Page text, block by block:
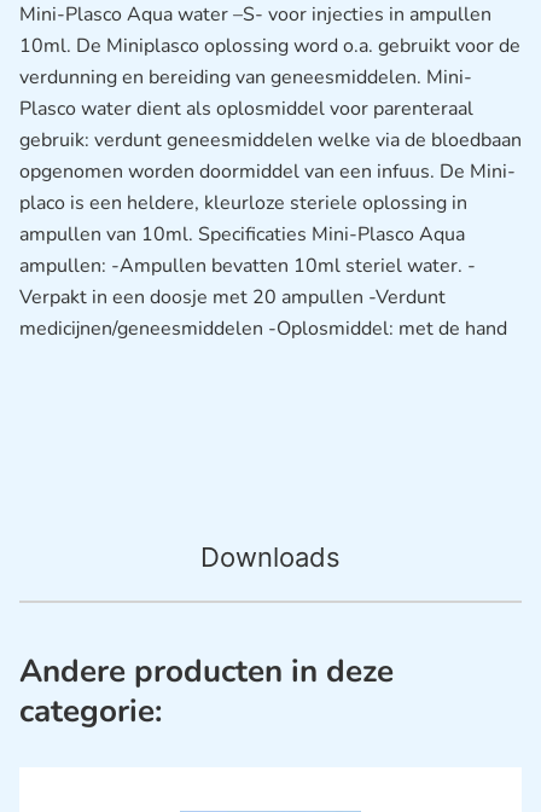
Downloads
Mini-Plasco Aqua water –S- voor injecties in ampullen
10ml. De Miniplasco oplossing word o.a. gebruikt voor de
verdunning en bereiding van geneesmiddelen. Mini-
Plasco water dient als oplosmiddel voor parenteraal
gebruik: verdunt geneesmiddelen welke via de bloedbaan
opgenomen worden doormiddel van een infuus. De Mini-
placo is een heldere, kleurloze steriele oplossing in
ampullen van 10ml. Specificaties Mini-Plasco Aqua
ampullen: -Ampullen bevatten 10ml steriel water. -
Verpakt in een doosje met 20 ampullen -Verdunt
medicijnen/geneesmiddelen -Oplosmiddel: met de hand
Andere producten in deze
categorie: